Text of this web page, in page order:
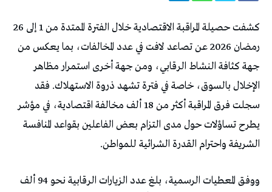
كشفت حصيلة المراقبة الاقتصادية خلال الفترة الممتدة من 1 إلى 26
رمضان 2026 عن تصاعد لافت في عدد المخالفات، بما يعكس من
جهة كثافة النشاط الرقابي، ومن جهة أخرى استمرار مظاهر
الإخلال بالسوق، خاصة في فترة تشهد ذروة الاستهلاك. فقد
سجلت فرق المراقبة أكثر من 18 ألف مخالفة اقتصادية، في مؤشر
يطرح تساؤلات حول مدى التزام بعض الفاعلين بقواعد المنافسة
الشريفة واحترام القدرة الشرائية للمواطن.
ووفق المعطيات الرسمية، بلغ عدد الزيارات الرقابية نحو 94 ألف